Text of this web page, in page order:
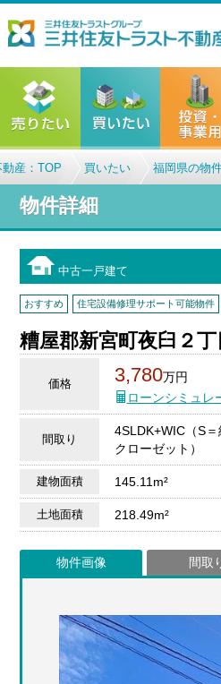
産：TOP 買いたい 福岡県の物
物件詳細
中古一戸建て
おすすめ 住宅設備修理サポート可能物件
糟屋郡新宮町夜臼２丁
価格 3,780万円
ローンシミュレ
間取り
4SLDK+WIC（S
クローゼット）
建物面積 145.11m²
土地面積 218.49m²
物件画像 間取